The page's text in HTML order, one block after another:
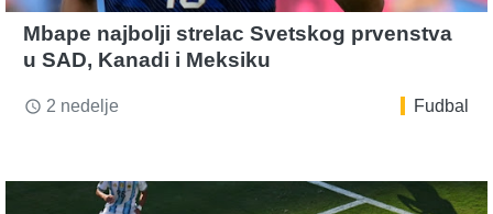
Mbape najbolji strelac Svetskog prvenstva
u SAD, Kanadi i Meksiku
access_time 2 nedelje Fudbal